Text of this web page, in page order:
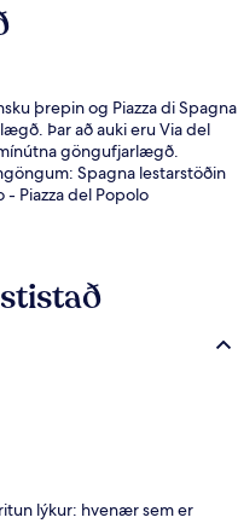
þrepin og Piazza di Spagna
Þar að auki eru Via del
göngufjarlægð.
Spagna lestarstöðin
Piazza del Popolo
lýkur: hvenær sem er